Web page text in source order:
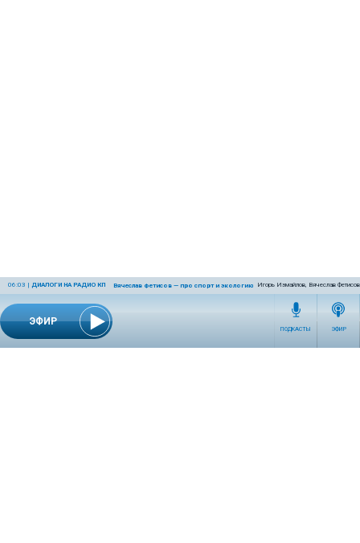
ЭФИР
06:03 | ДИАЛОГИ НА РАДИО КП Вячеслав Фетисов — про спорт и экологию Игорь Измайлов, Вячеслав Фетисов
ПОДКАСТЫ ЭФИР